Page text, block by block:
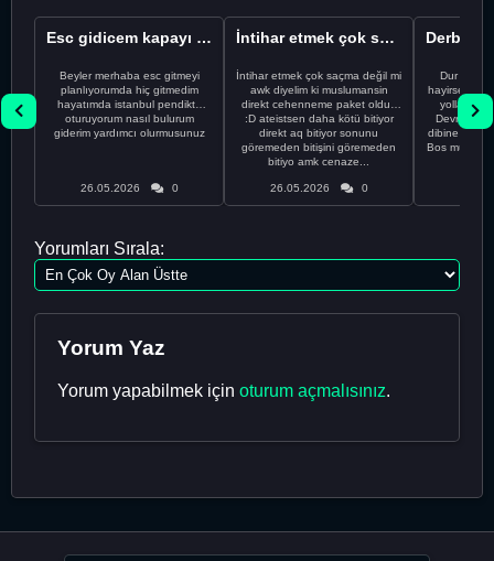
Esc gidicem kapayı koydum
Beyler merhaba esc gitmeyi
planlıyorumda hiç gitmedim
hayatımda istanbul pendikte
oturuyorum nasıl bulurum
giderim yardımcı olurmusunuz
26.05.2026 0
İntihar etmek çok saçma değil mi
İntihar etmek çok saçma değil mi
awk diyelim ki muslumansin
direkt cehenneme paket oldun
:D ateistsen daha kötü bitiyor
direkt aq bitiyor sonunu
göremeden bitişini göremeden
bitiyo amk cenaze...
26.05.2026 0
Dur
hayirsever
yolla
Devrim abi
dibine
Bos
Yorumları Sırala:
Yorum Yaz
Yorum yapabilmek için oturum açmalısınız.